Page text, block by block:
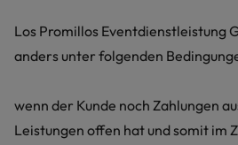
Los Promillos Eventdienstleistung
anders unter folgenden
wenn der Kunde noch Zahlungen
Leistungen offen hat und somit im